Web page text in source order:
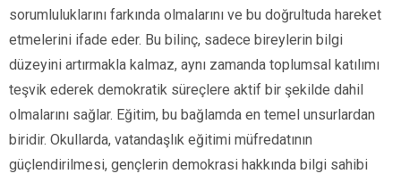
sorumluluklarını farkında olmalarını ve bu doğrultuda hareket
etmelerini ifade eder. Bu bilinç, sadece bireylerin bilgi
düzeyini artırmakla kalmaz, aynı zamanda toplumsal katılımı
teşvik ederek demokratik süreçlere aktif bir şekilde dahil
olmalarını sağlar. Eğitim, bu bağlamda en temel unsurlardan
biridir. Okullarda, vatandaşlık eğitimi müfredatının
güçlendirilmesi, gençlerin demokrasi hakkında bilgi sahibi